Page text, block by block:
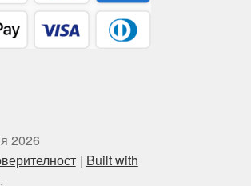
2026
Built with
.